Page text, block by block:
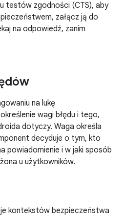
testów zgodności (CTS), aby
załącz ją do
na odpowiedź, zanim
na lukę
wagi błędu i tego,
dotyczy. Waga określa
decyduje o tym, kto
powiadomienie i w jaki sposób
u użytkowników.
kontekstów bezpieczeństwa